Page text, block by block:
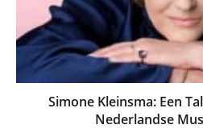
Simone Kleinsma: Een
Nederlandse